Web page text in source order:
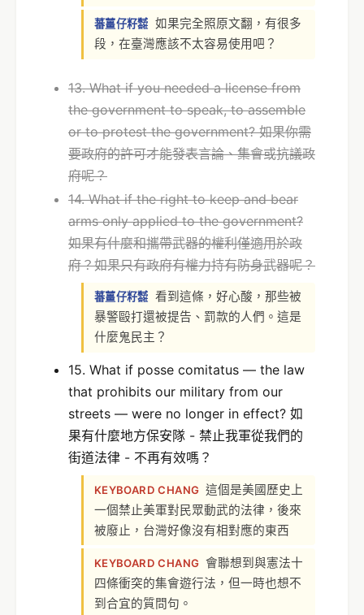
蕃薑仔籽㍿ 如果完全照原文翻，有很多
段，在臺灣應該不太容易使用吧？
13. What if you needed a license from
the government to speak, to assemble
or to protest the government? 如果你需
要政府的許可才能發表言論、集會或抗議政
府呢？
14. What if the right to keep and bear
arms only applied to the government?
如果有什麼和攜帶武器的權利僅適用於政
府？如果只有政府有權力持有防身武器呢？
蕃薑仔籽㍿ 看到這條，好心酸，那些被
暴警毆打還被提告、罰款的人們。這是
什麼鬼民主？
15. What if posse comitatus — the law
that prohibits our military from our
streets — were no longer in effect? 如
果有什麼地方保安隊 - 禁止我軍從我們的
街道法律 - 不再有效嗎？
KEYBOARD CHANG 這個是美國歷史上
一個禁止美軍對民眾動武的法律，後來
被廢止，台灣好像沒有相對應的東西
KEYBOARD CHANG 會聯想到與憲法十
四條衝突的集會遊行法，但一時也想不
到合宜的質問句。